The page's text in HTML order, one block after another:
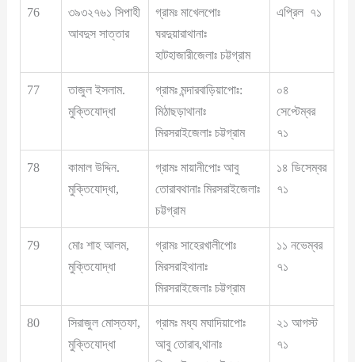
76
৩৯৩২৭৬১ সিপাহী
আবদুস সাত্তার
গ্রামঃ মাখেলপোঃ
ঘরদুয়ারাথানাঃ
হাটহাজারীজেলাঃ চট্টগ্রাম
এপ্রিল ৭১
77
তাজুল ইসলাম.
মুক্তিযোদ্ধা
গ্রামঃ মন্দারবাড়িয়াপোঃ:
মিঠাছড়াথানাঃ
মিরসরাইজেলাঃ চট্টগ্রাম
০৪
সেপ্টেম্বর
৭১
78
কামাল উদ্দিন.
মুক্তিযোদ্ধা,
গ্রামঃ মায়ানীপোঃ আবু
তোরাবথানাঃ মিরসরাইজেলাঃ
চট্টগ্রাম
১৪ ডিসেম্বর
৭১
79
মোঃ শাহ আলম,
মুক্তিযোদ্ধা
গ্রামঃ সাহেরখালীপোঃ
মিরসরাইথানাঃ
মিরসরাইজেলাঃ চট্টগ্রাম
১১ নভেম্বর
৭১
80
সিরাজুল মোস্তফা,
মুক্তিযোদ্ধা
গ্রামঃ মধ্য মঘাদিয়াপোঃ
আবু তোরাব,থানাঃ
২১ আগস্ট
৭১